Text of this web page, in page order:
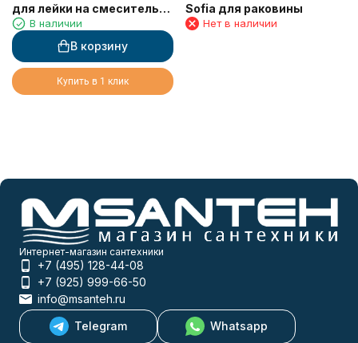
для лейки на смеситель
для ванны
В наличии
В корзину
Купить в 1 клик
Sofia для раковины
Нет в наличии
Интернет-магазин сантехники
+7 (495) 128-44-08
+7 (925) 999-66-50
info@msanteh.ru
Telegram
Whatsapp